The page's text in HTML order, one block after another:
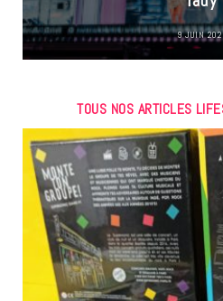
9 JUIN
TOUS NOS ARTICLES